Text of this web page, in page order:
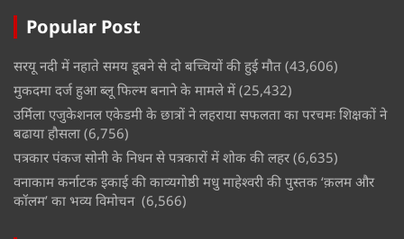
Popular Post
सरयू नदी में नहाते समय डूबने से दो बच्चियों की हुई मौत (43,606)
मुकदमा दर्ज हुआ ब्लू फिल्म बनाने के मामले में (25,432)
उर्मिला एजुकेशनल एकेडमी के छात्रों ने लहराया सफलता का परचमः शिक्षकों ने
बढाया हौसला (6,756)
पत्रकार पंकज सोनी के निधन से पत्रकारों में शोक की लहर (6,635)
वनाकाम कर्नाटक इकाई की काव्यगोष्ठी मधु माहेश्वरी की पुस्तक ‘क़लम और
कॉलम’ का भव्य विमोचन (6,566)